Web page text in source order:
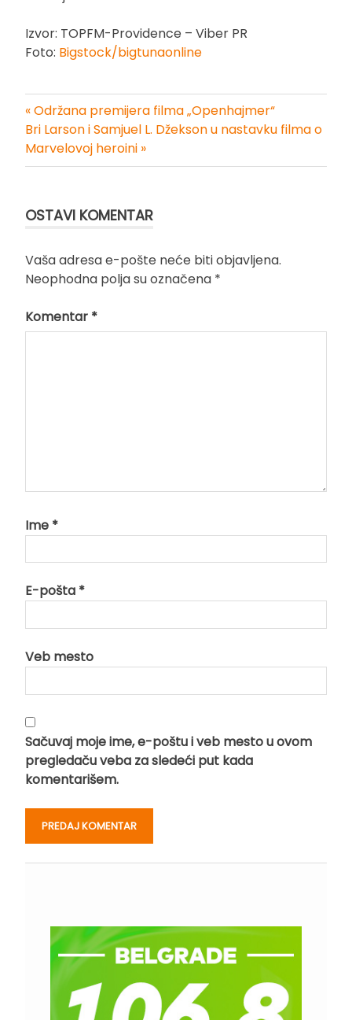
Izvor: TOPFM-Providence – Viber PR
Foto: Bigstock/bigtunaonline
Kretanje
članka
« Održana premijera filma „Openhajmer“
Bri Larson i Samjuel L. Džekson u nastavku filma o
Marvelovoj heroini »
OSTAVI KOMENTAR
Vaša adresa e-pošte neće biti objavljena.
Neophodna polja su označena *
Komentar *
Ime *
E-pošta *
Veb mesto
Sačuvaj moje ime, e-poštu i veb mesto u ovom
pregledaču veba za sledeći put kada
komentarišem.